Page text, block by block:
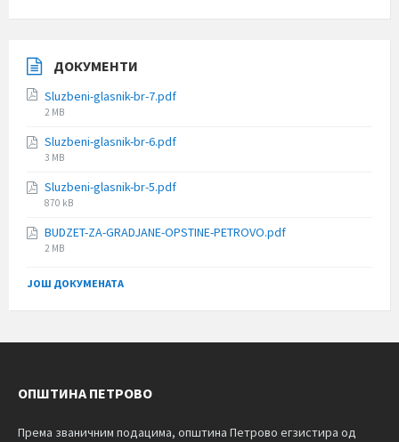
ДОКУМЕНТИ
Sluzbeni-glasnik-br-7.pdf
File
2 MB
Sluzbeni-glasnik-br-6.pdf
File
3 MB
Sluzbeni-glasnik-br-5.pdf
File
870 kB
BUDZET-ZA-GRADJANE-OPSTINE-PETROVO.pdf
File
2 MB
ЈОШ ДОКУМЕНАТА
ОПШТИНА ПЕТРОВО
Према званичним подацима, општина Петрово егзистира од